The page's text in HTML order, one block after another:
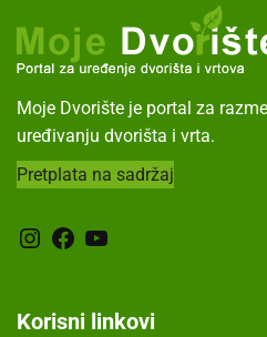
Moje Dvorište je portal za
uređivanju dvorišta i vrta.
Pretplata na sadržaj
Instagram Facebook YouTube
Korisni linkovi